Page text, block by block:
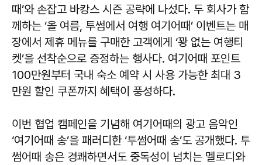
때’와 손잡고 바캉스 시즌 공략에 나섰다. 두 회사가 함
께하는 ‘올 여름, 투썸에서 여행 여기어때’ 이벤트는 매
장에서 제휴 메뉴를 구매한 고객에게 ‘꽝 없는 여행티
켓’을 선착순으로 증정하는 행사다. 여기어때 포인트
100만원부터 국내 숙소 예약 시 사용 가능한 최대 3
만원 할인 쿠폰까지 혜택이 풍성하다.
이번 협업 캠페인을 기념해 여기어때의 광고 음악인
‘여기어때 송’을 패러디한 ‘투썸어때 송’도 공개했다. 투
썸어때 송은 경쾌하면서도 중독성이 넘치는 멜로디와